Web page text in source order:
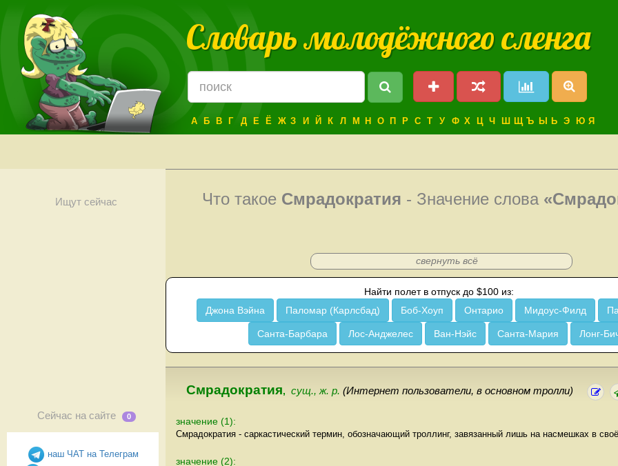
Словарь молодёжного сленга
А Б В Г Д Е Ё Ж З И Й К Л М Н О П Р С Т У Ф Х Ц Ч Ш Щ Ъ Ы Ь Э Ю Я
Ищут сейчас
Сейчас на сайте 0
наш ЧАТ на Телеграм
Что такое Смрадократия - Значение слова
свернуть всё
Найти полет в отпуск до $100 из:
Джона Вэйна
Паломар (Карлсбад) Боб-Хоуп Онтарио Мидоус-Филд
Санта-Барбара Лос-Анджелес Ван-Нэйс Санта-Мария Лонг-
Смрадократия, сущ., ж. р. (Интернет пользователи, в основном тролли)
значение (1):
Смрадократия - саркастический термин, обозначающий троллинг, завязанный лишь на насмешках в
значение (2):